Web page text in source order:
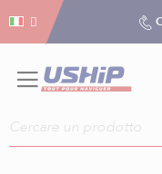
Gestion dei cookies
Gestion dei cookies